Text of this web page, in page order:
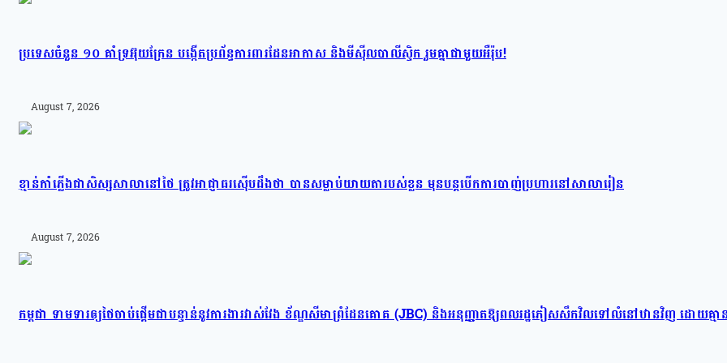
ប្រទេសចំនួន ១០ គាំទ្រអ៊ុយក្រែន បង្កើតប្រព័ន្ធការពារដែនអាកាស និងមីស៊ីលបាលីស្ទិក រួមគ្នាជាមួយអឺរ៉ុប!
August 7, 2026
ខ្មាន់កាំភ្លើងជាសិស្សសាលានៅថៃ ត្រូវអាជ្ញាធរស៊ើបដឹងថា បានសម្លាប់យាយតារបស់ខ្លួន មុនបន្តបើកការបាញ់ប្រហារនៅសាលារៀន
August 7, 2026
កម្ពុជា ទាមទារឲ្យថៃចាប់ផ្តើមជាបន្ទាន់នូវការងារវាស់វែង ខ័ណ្ឌសីមាព្រំដែនគោគ (JBC) និងអនុញ្ញាតឱ្យពលរដ្ឋភៀសសឹកវិលទៅលំនៅឋានវិញ ដោយគ្មាន